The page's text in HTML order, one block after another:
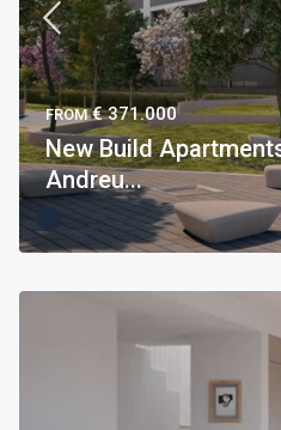
FROM€ 371.000
New Build
Andreu...